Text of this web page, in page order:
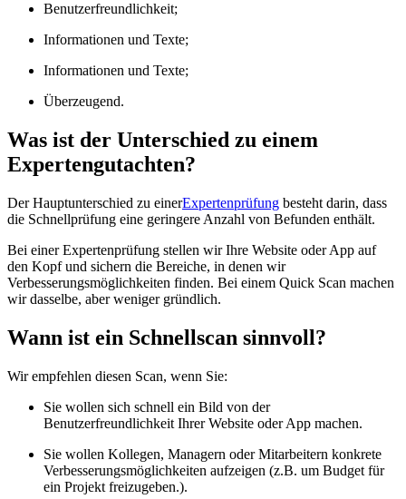
Benutzerfreundlichkeit;
Informationen und Texte;
Informationen und Texte;
Überzeugend.
Was ist der Unterschied zu einem
Expertengutachten?
Der Hauptunterschied zu einerExpertenprüfung besteht darin, dass
die Schnellprüfung eine geringere Anzahl von Befunden enthält.
Bei einer Expertenprüfung stellen wir Ihre Website oder App auf
den Kopf und sichern die Bereiche, in denen wir
Verbesserungsmöglichkeiten finden. Bei einem Quick Scan machen
wir dasselbe, aber weniger gründlich.
Wann ist ein Schnellscan sinnvoll?
Wir empfehlen diesen Scan, wenn Sie:
Sie wollen sich schnell ein Bild von der
Benutzerfreundlichkeit Ihrer Website oder App machen.
Sie wollen Kollegen, Managern oder Mitarbeitern konkrete
Verbesserungsmöglichkeiten aufzeigen (z.B. um Budget für
ein Projekt freizugeben.).